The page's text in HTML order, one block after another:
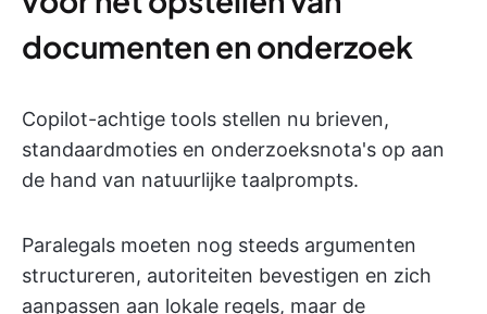
documenten en onderzoek
Copilot-achtige tools stellen nu brieven,
standaardmoties en onderzoeksnota's op aan
de hand van natuurlijke taalprompts.
Paralegals moeten nog steeds argumenten
structureren, autoriteiten bevestigen en zich
aanpassen aan lokale regels, maar de